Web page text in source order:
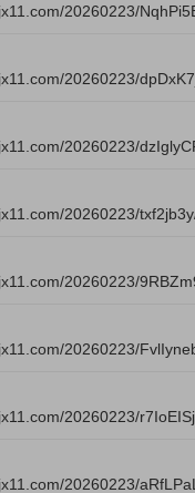
20260223/
20260223/
20260223/
20260223/
20260223/
20260223/
20260223/
20260223/